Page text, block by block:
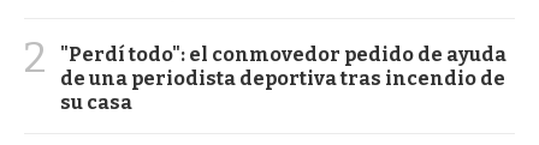
2
"Perdí todo": el conmovedor pedido de ayuda
de una periodista deportiva tras incendio de
su casa